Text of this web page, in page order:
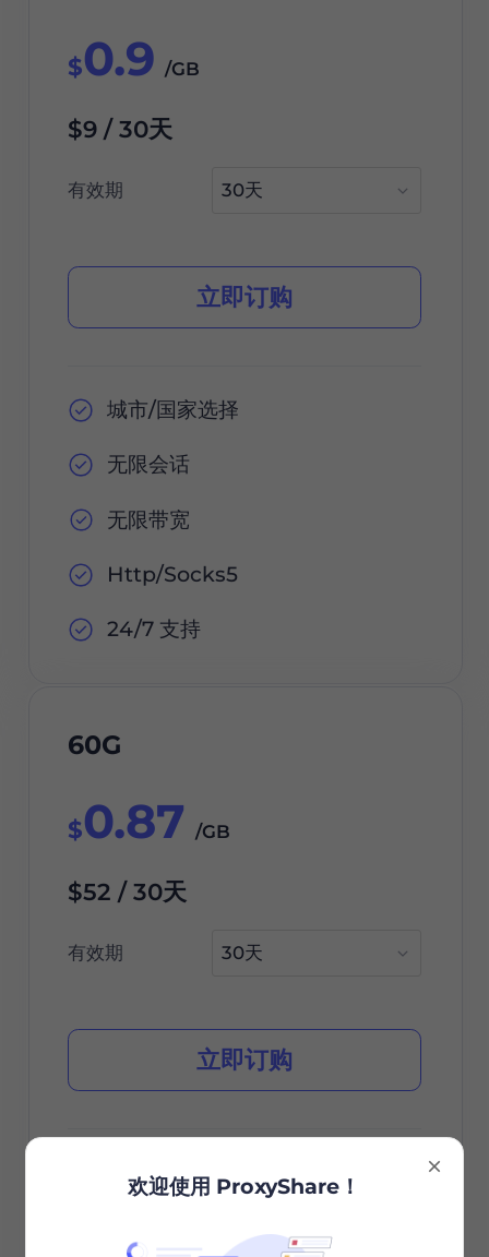
$0.9 /GB
$9 / 30天
有效期
立即订购
城市/国家选择
无限会话
无限带宽
Http/Socks5
24/7 支持
60G
$0.87 /GB
$52 / 30天
有效期
立即订购
城市/国家选择
欢迎使用 ProxyShare！